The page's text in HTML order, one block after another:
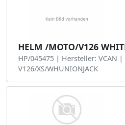
HELM /MOTO/V126
HP/045475 | Hersteller: VCAN
V126/XS/WHUNIONJACK